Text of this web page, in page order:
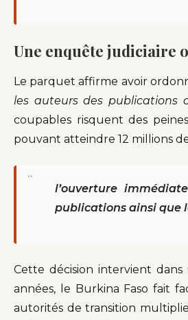
Une enquête judiciaire
Le parquet affirme avoir
les auteurs des publications
coupables risquent des
pouvant atteindre 12 millions
“
l’ouverture
publications ainsi que
Cette décision intervient
années, le Burkina Faso fait
autorités de transition